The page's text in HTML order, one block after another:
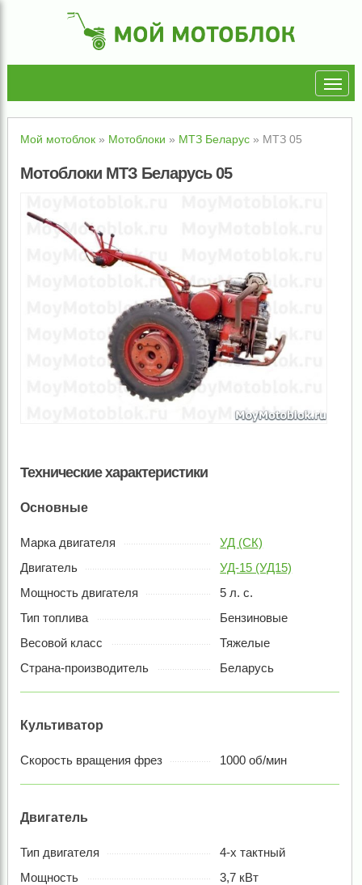
Мой мотоблок» Мотоблоки » МТЗ Беларус» МТЗ 05
Мотоблоки МТЗ Беларусь 05
Технические характеристики
Основные
Марка двигателя
УД (СК)
Двигатель
УД-15 (УД15)
Мощность двигателя
5 л. с.
Тип топлива
Бензиновые
Весовой класс
Тяжелые
Страна-производитель
Беларусь
Культиватор
Скорость вращения фрез 1000 об/мин
Двигатель
Тип двигателя
4-х тактный
Мощность
3,7 кВт